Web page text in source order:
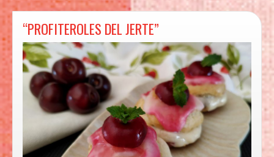
“PROFITEROLES DEL JERTE”